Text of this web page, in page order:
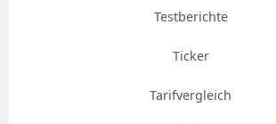
Testberichte
Ticker
Tarifvergleich